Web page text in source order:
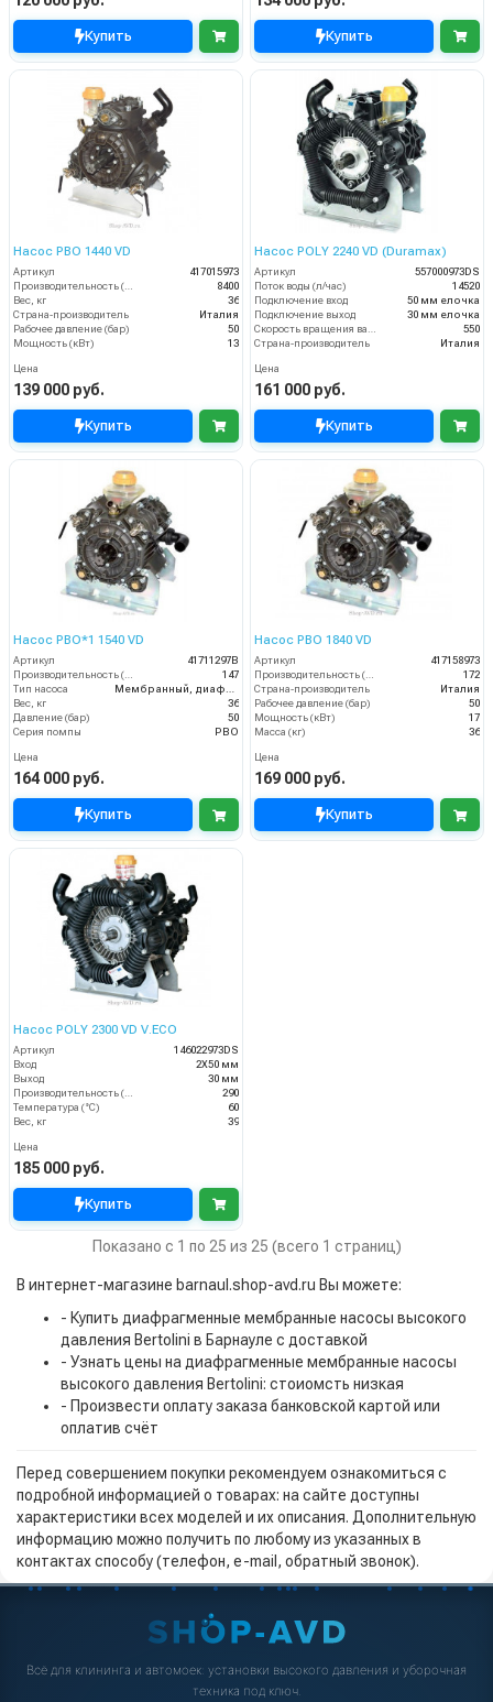
Купить Купить
Насос PBO 1440 VD
Артикул
417015973
8400
Вес, кг
36
Страна-производитель
Италия
Рабочее давление (бар)
50
Мощность (кВт)
13
Цена
139 000 руб.
Купить
Насос POLY 2240 VD (Duramax)
Артикул
557000973DS
Поток воды (л/час)
14520
Подключение вход
50 мм елочка
Подключение выход
30 мм елочка
550
Страна-производитель
Италия
Цена
161 000 руб.
Купить
Насос PBO*1 1540 VD
Артикул
41711297B
Производительность (л/мин)
147
Тип насоса
Мембранный, диафрагменный
Вес, кг
36
Давление (бар)
50
Серия помпы
PBO
Цена
164 000 руб.
Купить
Насос PBO 1840 VD
Артикул
417158973
Производительность (л/мин)
172
Страна-производитель
Италия
Рабочее давление (бар)
50
Мощность (кВт)
17
Масса (кг)
36
Цена
169 000 руб.
Купить
Насос POLY 2300 VD V.ECO
Артикул
146022973DS
Вход
2Х50 мм
Выход
30 мм
290
Температура (°C)
60
Вес, кг
39
Цена
185 000 руб.
Купить
Показано с 1 по 25 из 25 (всего 1 страниц)
В интернет-магазине barnaul.shop-avd.ru Вы можете:
- Купить диафрагменные мембранные насосы высокого
давления Bertolini в Барнауле с доставкой
- Узнать цены на диафрагменные мембранные насосы
высокого давления Bertolini: стоиомсть низкая
- Произвести оплату заказа банковской картой или
оплатив счёт
Перед совершением покупки рекомендуем ознакомиться с
подробной информацией о товарах: на сайте доступны
характеристики всех моделей и их описания. Дополнительную
информацию можно получить по любому из указанных в
контактах способу (телефон, e-mail, обратный звонок).
Всё для клининга и автомоек: установки высокого давления и уборочная
техника под ключ.